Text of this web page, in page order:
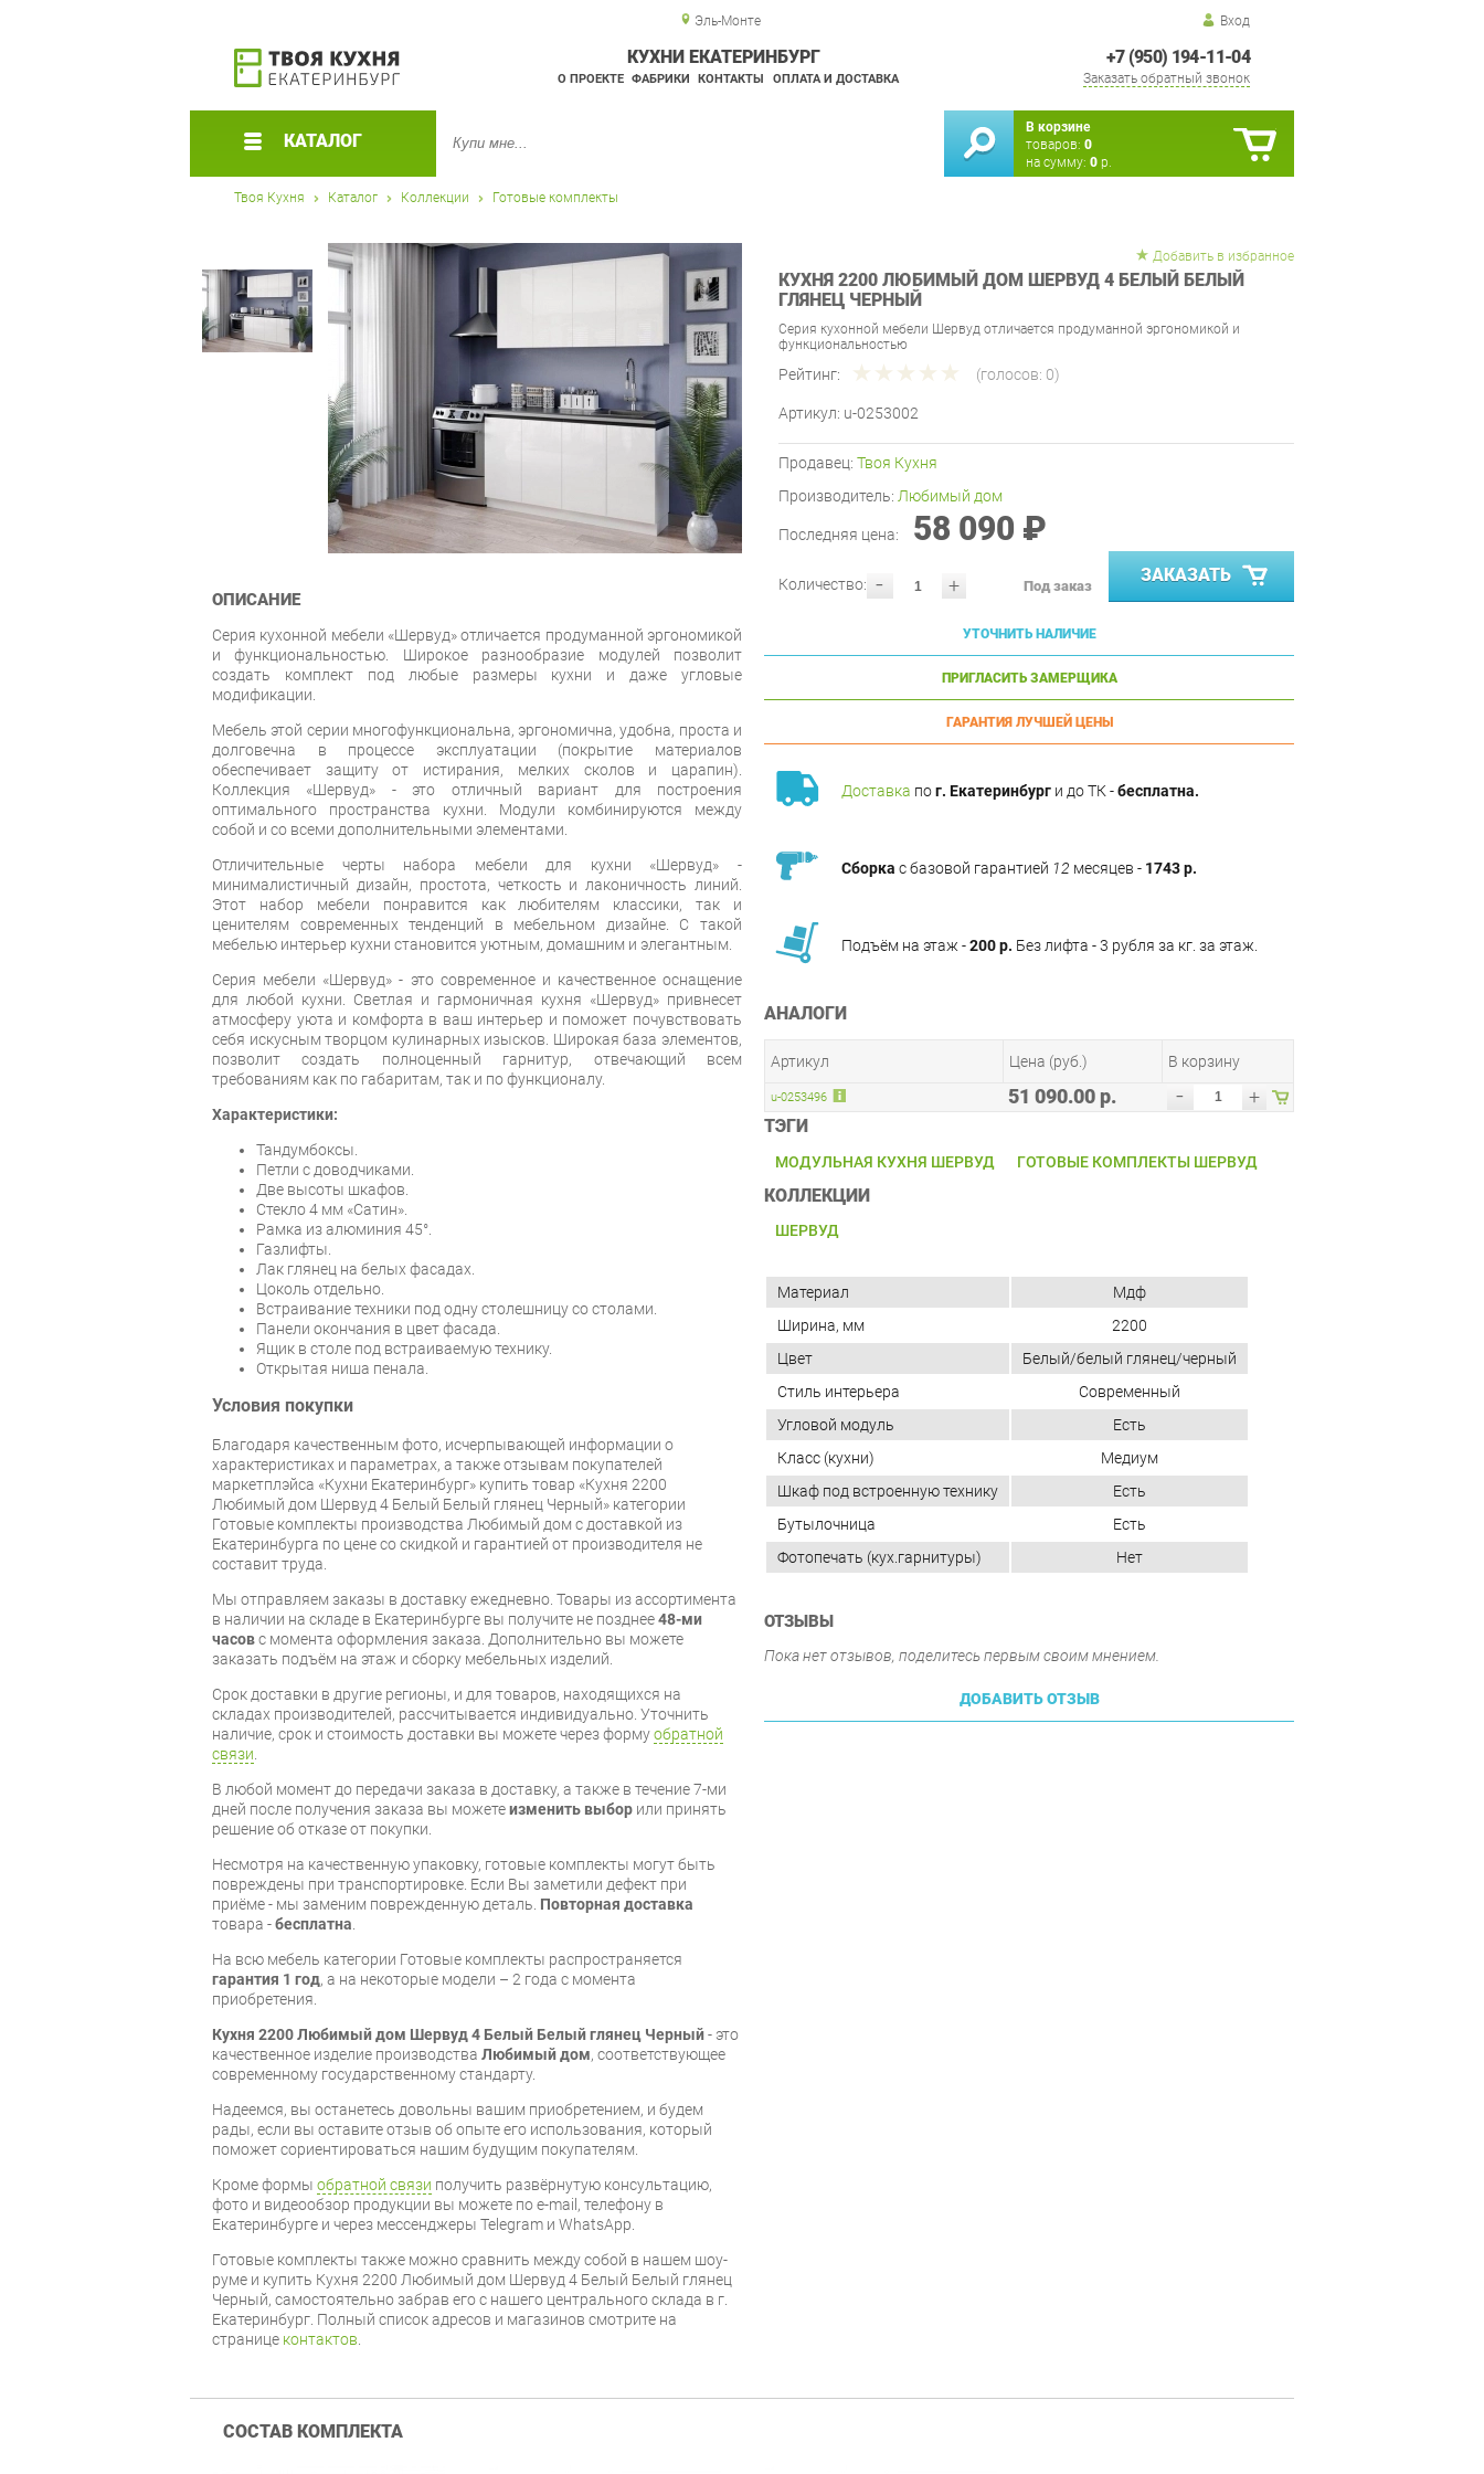
Эль-Монте Вход
+7 (950) 194-11-04
Заказать обратный звонок
КУХНИ ЕКАТЕРИНБУРГ
О ПРОЕКТЕ ФАБРИКИ КОНТАКТЫ ОПЛАТА И ДОСТАВКА
КАТАЛОГ
В корзине
товаров: 0
на сумму: 0 р.
Твоя Кухня Каталог Коллекции Готовые комплекты
Добавить в избранное
КУХНЯ 2200 ЛЮБИМЫЙ ДОМ ШЕРВУД 4 БЕЛЫЙ БЕЛЫЙ
ГЛЯНЕЦ ЧЕРНЫЙ
Серия кухонной мебели Шервуд отличается продуманной эргономикой и
функциональностью
Рейтинг: (голосов: 0)
Артикул: u-0253002
Продавец: Твоя Кухня
Производитель: Любимый дом
Последняя цена: 58 090 ₽
- +
Количество: Под заказ
ЗАКАЗАТЬ
УТОЧНИТЬ НАЛИЧИЕ
ПРИГЛАСИТЬ ЗАМЕРЩИКА
ГАРАНТИЯ ЛУЧШЕЙ ЦЕНЫ
Доставка пог. Екатеринбург и до ТК -бесплатна.
Сборка с базовой гарантией 12 месяцев - 1743 р.
Подъём на этаж -200 р. Без лифта - 3 рубля за кг. за этаж.
АНАЛОГИ
Артикул Цена (руб.) В корзину
u-0253496 51 090.00 р. - +
ТЭГИ
МОДУЛЬНАЯ КУХНЯ ШЕРВУД ГОТОВЫЕ КОМПЛЕКТЫ ШЕРВУД
КОЛЛЕКЦИИ
ШЕРВУД
ОПИСАНИЕ
Серия кухонной мебели «Шервуд» отличается продуманной эргономикой
и функциональностью. Широкое разнообразие модулей позволит
создать комплект под любые размеры кухни и даже угловые
модификации.
Мебель этой серии многофункциональна, эргономична, удобна, проста и
долговечна в процессе эксплуатации (покрытие материалов
обеспечивает защиту от истирания, мелких сколов и царапин).
Коллекция «Шервуд» - это отличный вариант для построения
оптимального пространства кухни. Модули комбинируются между
собой и со всеми дополнительными элементами.
Отличительные черты набора мебели для кухни «Шервуд» -
минималистичный дизайн, простота, четкость и лаконичность линий.
Этот набор мебели понравится как любителям классики, так и
ценителям современных тенденций в мебельном дизайне. С такой
мебелью интерьер кухни становится уютным, домашним и элегантным.
Серия мебели «Шервуд» - это современное и качественное оснащение
для любой кухни. Светлая и гармоничная кухня «Шервуд» привнесет
атмосферу уюта и комфорта в ваш интерьер и поможет почувствовать
себя искусным творцом кулинарных изысков. Широкая база элементов,
позволит создать полноценный гарнитур, отвечающий всем
требованиям как по габаритам, так и по функционалу.
Характеристики:
Тандумбоксы.
Петли с доводчиками.
Две высоты шкафов.
Стекло 4 мм «Сатин».
Рамка из алюминия 45°.
Газлифты.
Лак глянец на белых фасадах.
Цоколь отдельно.
Встраивание техники под одну столешницу со столами.
Панели окончания в цвет фасада.
Ящик в столе под встраиваемую технику.
Открытая ниша пенала.
Условия покупки
Благодаря качественным фото, исчерпывающей информации о
характеристиках и параметрах, а также отзывам покупателей
маркетплэйса «Кухни Екатеринбург» купить товар «Кухня 2200
Любимый дом Шервуд 4 Белый Белый глянец Черный» категории
Готовые комплекты производства Любимый дом с доставкой из
Екатеринбурга по цене со скидкой и гарантией от производителя не
составит труда.
Мы отправляем заказы в доставку ежедневно. Товары из ассортимента
в наличии на складе в Екатеринбурге вы получите не позднее48-ми
часовс момента оформления заказа. Дополнительно вы можете
заказать подъём на этаж и сборку мебельных изделий.
Срок доставки в другие регионы, и для товаров, находящихся на
складах производителей, рассчитывается индивидуально. Уточнить
наличие, срок и стоимость доставки вы можете через формуобратной
связи
В любой момент до передачи заказа в доставку, а также в течение 7-ми
дней после получения заказа вы можетеизменить выбор или принять
решение об отказе от покупки.
Несмотря на качественную упаковку, готовые комплекты могут быть
повреждены при транспортировке. Если Вы заметили дефект при
приёме - мы заменим поврежденную деталь. Повторная доставка
товара -бесплатна
На всю мебель категории Готовые комплекты распространяется
гарантия 1 год, а на некоторые модели – 2 года с момента
приобретения.
Кухня 2200 Любимый дом Шервуд 4 Белый Белый глянец Черный- это
качественное изделие производства Любимый дом, соответствующее
современному государственному стандарту.
Надеемся, вы останетесь довольны вашим приобретением, и будем
рады, если вы оставите отзыв об опыте его использования, который
поможет сориентироваться нашим будущим покупателям.
Кроме формы обратной связи получить развёрнутую консультацию,
фото и видеообзор продукции вы можете по e-mail, телефону в
Екатеринбурге и через мессенджеры Telegram и WhatsApp.
Готовые комплекты также можно сравнить между собой в нашем шоу-
руме и купить Кухня 2200 Любимый дом Шервуд 4 Белый Белый глянец
Черный, самостоятельно забрав его с нашего центрального склада в г.
Екатеринбург. Полный список адресов и магазинов смотрите на
странице контактов
Материал
Мдф
Ширина, мм
2200
Цвет
Белый/белый глянец/черный
Стиль интерьера
Современный
Угловой модуль
Есть
Класс (кухни)
Медиум
Шкаф под встроенную технику
Есть
Бутылочница
Есть
Фотопечать (кух.гарнитуры)
Нет
ОТЗЫВЫ
Пока нет отзывов, поделитесь первым своим мнением.
ДОБАВИТЬ ОТЗЫВ
СОСТАВ КОМПЛЕКТА